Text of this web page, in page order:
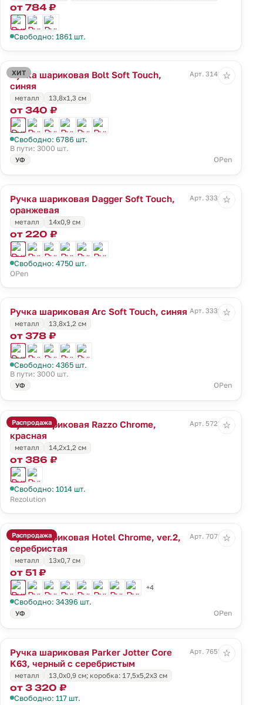
от 784 ₽
Свободно: 1861 шт.
ХИТ
Ручка шариковая Bolt Soft Touch,
синяя
Арт. 3140.40
металл 13,8х1,3 см
от 340 ₽
Свободно: 6786 шт.
В пути: 3000 шт.
УФ OPen
☆
Ручка шариковая Dagger Soft Touch,
оранжевая
Арт. 3331.20
металл 14х0,9 см
от 220 ₽
Свободно: 4750 шт.
OPen
☆
Ручка шариковая Arc Soft Touch, синяя Арт. 3332.40
металл
13,8х1,2 см
от 378 ₽
Свободно: 4365 шт.
В пути: 3000 шт.
УФ OPen
☆
Распродажа
Ручка шариковая Razzo Chrome,
красная
Арт. 5728.50
металл 14,2х1,2 см
от 386 ₽
Свободно: 1014 шт.
Rezolution
☆
Распродажа
Ручка шариковая Hotel Chrome, ver.2,
серебристая
Арт. 7078.10
металл 13х0,7 см
от 51 ₽
+4
Свободно: 34396 шт.
УФ OPen
☆
Ручка шариковая Parker Jotter Core
K63, черный с серебристым
Арт. 7658.30
металл 13,0х0,9 см; коробка: 17,5х5,2х3 см
от 3 320 ₽
Свободно: 117 шт.
☆